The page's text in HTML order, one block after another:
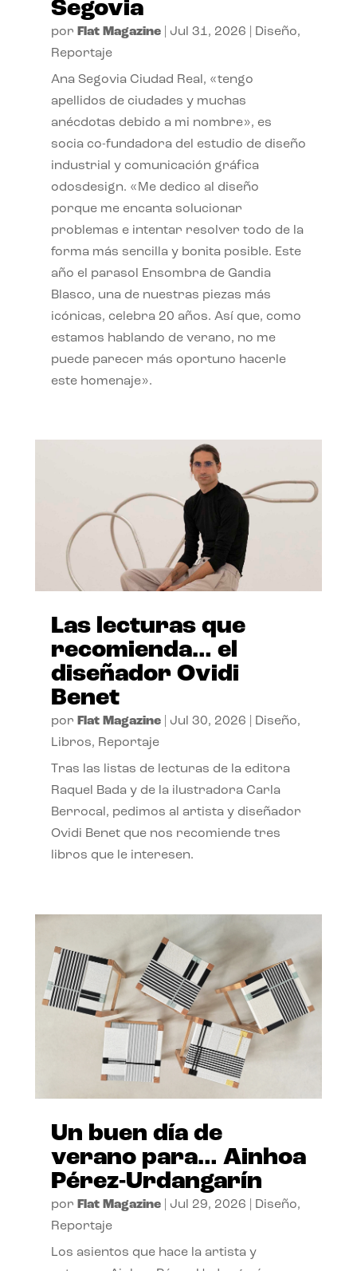
Segovia
por Flat Magazine| Jul 31, 2026 Diseño,
Reportaje
Ana Segovia Ciudad Real, «tengo
apellidos de ciudades y muchas
anécdotas debido a mi nombre», es
socia co-fundadora del estudio de diseño
industrial y comunicación gráfica
odosdesign. «Me dedico al diseño
porque me encanta solucionar
problemas e intentar resolver todo de la
forma más sencilla y bonita posible. Este
año el parasol Ensombra de Gandia
Blasco, una de nuestras piezas más
icónicas, celebra 20 años. Así que, como
estamos hablando de verano, no me
puede parecer más oportuno hacerle
este homenaje».
Las lecturas que
recomienda… el
diseñador Ovidi
Benet
por Flat Magazine| Jul 30, 2026 Diseño,
Libros, Reportaje
Tras las listas de lecturas de la editora
Raquel Bada y de la ilustradora Carla
Berrocal, pedimos al artista y diseñador
Ovidi Benet que nos recomiende tres
libros que le interesen.
Un buen día de
verano para… Ainhoa
Pérez-Urdangarín
por Flat Magazine| Jul 29, 2026 Diseño,
Reportaje
Los asientos que hace la artista y